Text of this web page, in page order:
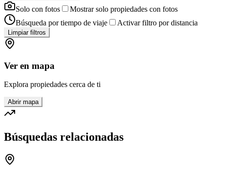
Solo con fotos
Mostrar solo propiedades con fotos
Búsqueda por tiempo de viaje
Activar filtro por distancia
Limpiar filtros
Ver en mapa
Explora propiedades cerca de ti
Abrir mapa
Búsquedas relacionadas